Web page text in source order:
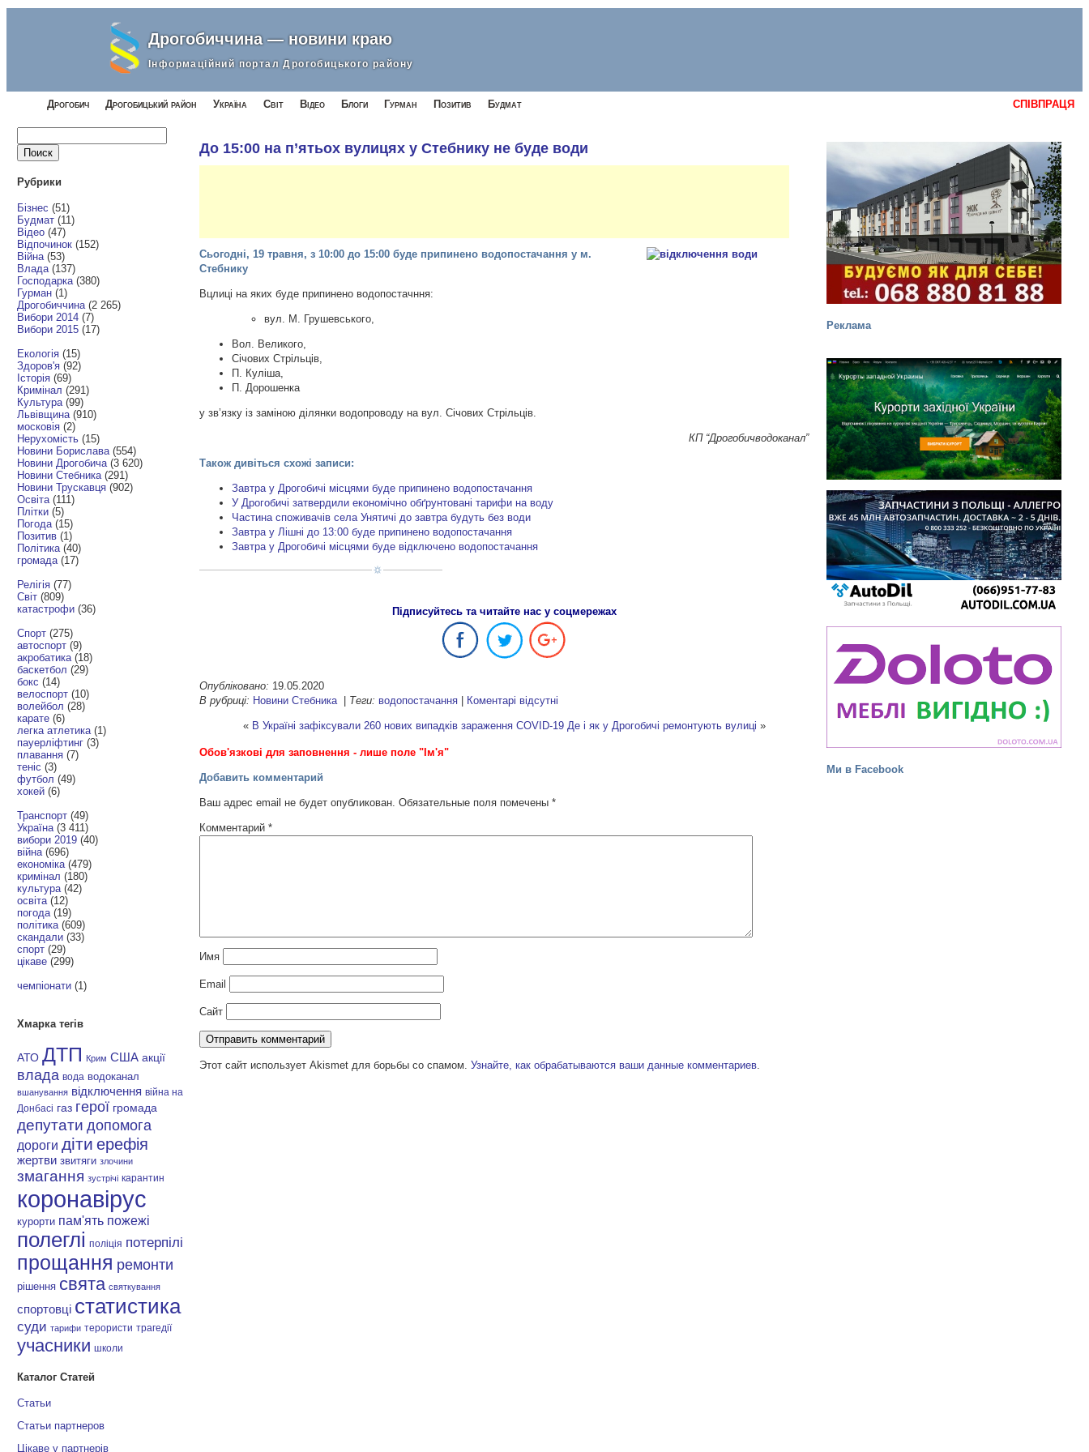
Дрогобиччина — новини краю
Інформаційний портал Дрогобицького району
Дрогобич Дрогобицький район Україна Світ Відео Блоги Гурман СПІВПРАЦЯ
Позитив Будмат
Реклама
Ми в Facebook
Рубрики
Бізнес (51)
Будмат (11)
Відео (47)
Відпочинок (152)
Війна (53)
Влада (137)
Господарка (380)
Гурман (1)
Дрогобиччина (2 265)
Вибори 2014 (7)
Вибори 2015 (17)
Екологія (15)
Здоров'я (92)
Історія (69)
Кримінал (291)
Культура (99)
Львівщина (910)
московія (2)
Нерухомість (15)
Новини Борислава (554)
Новини Дрогобича (3 620)
Новини Стебника (291)
Новини Трускавця (902)
Освіта (111)
Плітки (5)
Погода (15)
Позитив (1)
Політика (40)
громада (17)
Релігія (77)
Світ (809)
катастрофи (36)
Спорт (275)
автоспорт (9)
акробатика (18)
баскетбол (29)
бокс (14)
велоспорт (10)
волейбол (28)
карате (6)
легка атлетика (1)
пауерліфтинг (3)
плавання (7)
теніс (3)
футбол (49)
хокей (6)
Транспорт (49)
Україна (3 411)
вибори 2019 (40)
війна (696)
економіка (479)
кримінал (180)
культура (42)
освіта (12)
погода (19)
політика (609)
скандали (33)
спорт (29)
цікаве (299)
чемпіонати (1)
Хмарка тегів
АТО ДТП Крим США акції
влада вода водоканал
вшанування відключення війна на
Донбасі газ герої громада
депутати допомога
дороги діти ерефія
жертви звитяги злочини
змагання зустрічі карантин
коронавірус
курорти пам'ять пожежі
полеглі поліція потерпілі
прощання ремонти
рішення свята святкування
спортовці статистика
суди тарифи терористи трагедії
учасники школи
Каталог Статей
Статьи
Статьи партнеров
Цікаве у партнерів
До 15:00 на п’ятьох вулицях у Стебнику не буде води
Сьогодні, 19 травня, з 10:00 до 15:00 буде припинено водопостачання у м.
Стебнику
Вцлиці на яких буде припинено водопостачння:
вул. М. Грушевського,
Вол. Великого,
Січових Стрільців,
П. Куліша,
П. Дорошенка
у зв’язку із заміною ділянки водопроводу на вул. Січових Стрільців.
КП “Дрогобичводоканал”
Також дивіться схожі записи:
Завтра у Дрогобичі місцями буде припинено водопостачання
У Дрогобичі затвердили економічно обґрунтовані тарифи на воду
Частина споживачів села Унятичі до завтра будуть без води
Завтра у Лішні до 13:00 буде припинено водопостачання
Завтра у Дрогобичі місцями буде відключено водопостачання
Підписуйтесь та читайте нас у соцмережах
Опубліковано: 19.05.2020
В рубриці: Новини Стебника | Теги: водопостачання | Коментарі відсутні
« В Україні зафіксували 260 нових випадків зараження COVID-19 Де і як у Дрогобичі ремонтують вулиці »
Обов'язкові для заповнення - лише поле "Ім'я"
Добавить комментарий
Ваш адрес email не будет опубликован. Обязательные поля помечены*
Комментарий*
Имя
Email
Сайт
Этот сайт использует Akismet для борьбы со спамом.Узнайте, как обрабатываются ваши данные комментариев